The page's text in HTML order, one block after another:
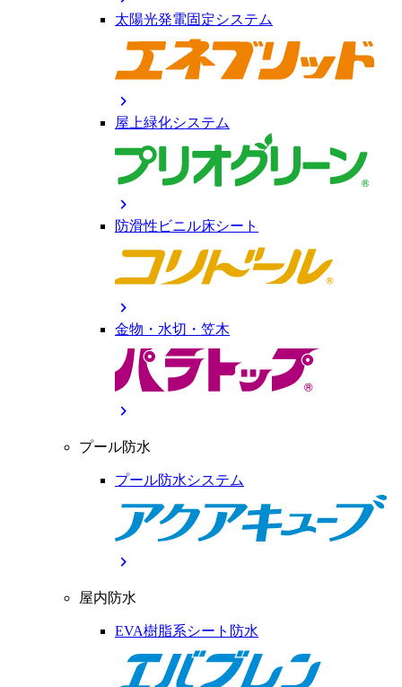
太陽光発電固定システム
chevron_right
屋上緑化システム
chevron_right
防滑性ビニル床シート
chevron_right
金物・水切・笠木
chevron_right
プール防水
プール防水システム
chevron_right
屋内防水
EVA樹脂系シート防水